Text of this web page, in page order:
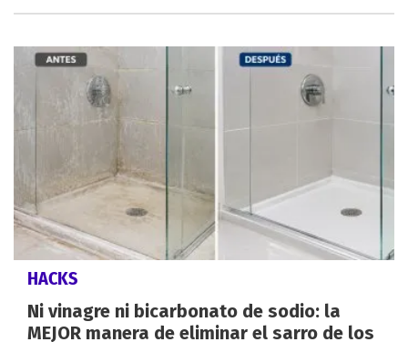
HACKS
Ni vinagre ni bicarbonato de sodio: la
MEJOR manera de eliminar el sarro de los